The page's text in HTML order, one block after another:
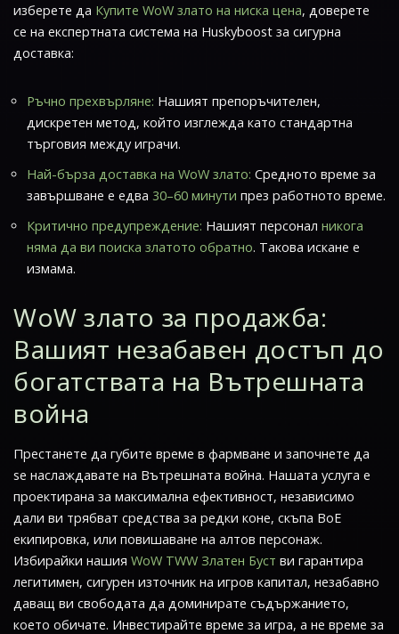
изберете да Купите WoW злато на ниска цена, доверете
се на експертната система на Huskyboost за сигурна
доставка:
Ръчно прехвърляне: Нашият препоръчителен,
дискретен метод, който изглежда като стандартна
търговия между играчи.
Най-бърза доставка на WoW злато: Средното време за
завършване е едва 30–60 минути през работното време.
Критично предупреждение: Нашият персонал никога
няма да ви поиска златото обратно. Такова искане е
измама.
WoW злато за продажба:
Вашият незабавен достъп до
богатствата на Вътрешната
война
Престанете да губите време в фармване и започнете да
se наслаждавате на Вътрешната война. Нашата услуга е
проектирана за максимална ефективност, независимо
дали ви трябват средства за редки коне, скъпа BoE
екипировка, или повишаване на алтов персонаж.
Избирайки нашия WoW TWW Златен Буст ви гарантира
легитимен, сигурен източник на игров капитал, незабавно
даващ ви свободата да доминирате съдържанието,
което обичате. Инвестирайте време за игра, а не време за